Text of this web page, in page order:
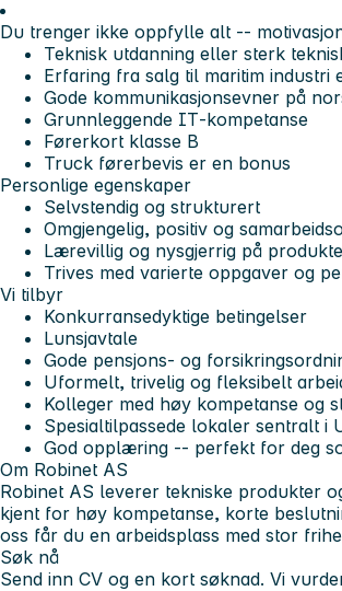
Du trenger ikke oppfylle alt --
Teknisk utdanning eller sterk
Erfaring fra salg til maritim
Gode kommunikasjonsevner på
Grunnleggende IT‑kompetanse
Førerkort klasse B
Truck førerbevis er en bonus
Personlige egenskaper
Selvstendig og strukturert
Omgjengelig, positiv og
Lærevillig og nysgjerrig på
Trives med varierte oppgaver og
Vi tilbyr
Konkurransedyktige betingelser
Lunsjavtale
Gode pensjons- og
Uformelt, trivelig og fleksibelt
Kolleger med høy kompetanse og
Spesialtilpassede lokaler sentralt i
God opplæring -- perfekt for deg
Om Robinet AS
Robinet AS leverer tekniske produkter
kjent for høy kompetanse, korte
oss får du en arbeidsplass med stor
Søk nå
Send inn CV og en kort søknad. Vi